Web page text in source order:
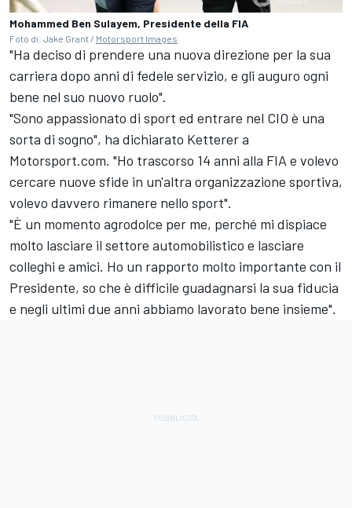
Mohammed Ben Sulayem, Presidente della FIA
Foto di: Jake Grant / Motorsport Images
"Ha deciso di prendere una nuova direzione per la sua
carriera dopo anni di fedele servizio, e gli auguro ogni
bene nel suo nuovo ruolo".
"Sono appassionato di sport ed entrare nel CIO è una
sorta di sogno", ha dichiarato Ketterer a
Motorsport.com. "Ho trascorso 14 anni alla FIA e volevo
cercare nuove sfide in un'altra organizzazione sportiva,
volevo davvero rimanere nello sport".
"È un momento agrodolce per me, perché mi dispiace
molto lasciare il settore automobilistico e lasciare
colleghi e amici. Ho un rapporto molto importante con il
Presidente, so che è difficile guadagnarsi la sua fiducia
e negli ultimi due anni abbiamo lavorato bene insieme".